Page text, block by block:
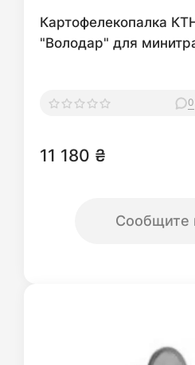
Картофелекопалка
"Володар" для
0
11 180 ₴
Сообщите